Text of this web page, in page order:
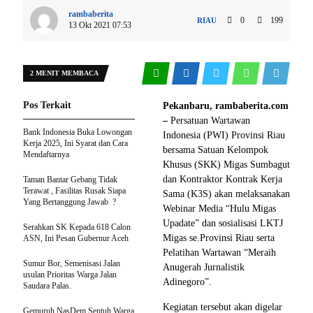
rambaberita
13 Okt 2021 07:53
RIAU 0 199
2 MENIT MEMBACA
Pekanbaru, rambaberita.com
– Persatuan Wartawan
Indonesia (PWI) Provinsi Riau
bersama Satuan Kelompok
Khusus (SKK) Migas Sumbagut
dan Kontraktor Kontrak Kerja
Sama (K3S) akan melaksanakan
Webinar Media “Hulu Migas
Upadate” dan sosialisasi LKTJ
Migas se.Provinsi Riau serta
Pelatihan Wartawan “Meraih
Anugerah Jurnalistik
Adinegoro”.
Kegiatan tersebut akan digelar
Pos Terkait
Bank Indonesia Buka Lowongan
Kerja 2025, Ini Syarat dan Cara
Mendaftarnya
Taman Bantar Gebang Tidak
Terawat , Fasilitas Rusak Siapa
Yang Bertanggung Jawab ?
Serahkan SK Kepada 618 Calon
ASN, Ini Pesan Gubernur Aceh
Sumur Bor, Semenisasi Jalan
usulan Prioritas Warga Jalan
Saudara Palas.
Gemuruh NasDem Sentuh Warga